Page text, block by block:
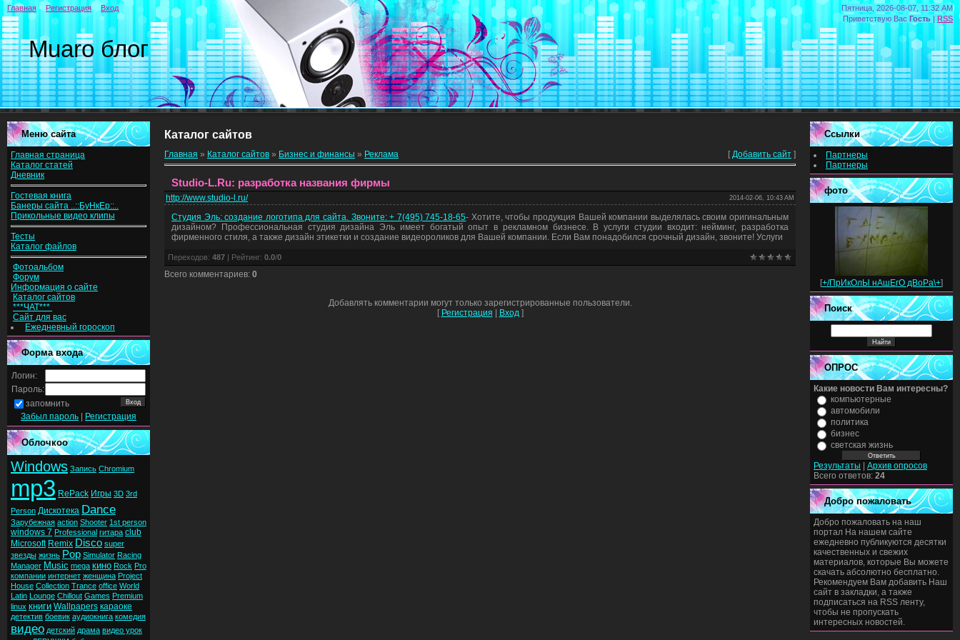
Пятница, 2026-08-07, 11:32 AM
Приветствую Вас Гость | RSS
Muaro блог
Главная Регистрация Вход
Меню сайта
Главная страница
Каталог статей
Дневник
Гостевая книга
Банеры сайта ..::БуНкЕр::..
Прикольные видео клипы
Тесты
Каталог файлов
Фотоальбом
Форум
Информация о сайте
Каталог сайтов
***ЧАТ***
Сайт для вас
Ежедневный гороскоп
Форма входа
Логин:
Пароль:
запомнить
Забыл пароль
Регистрация
Облочкоо
Windows Запись Chromium
mp3 RePack Игры 3D 3rd
Person Дискотека Dance
Зарубежная action Shooter 1st person
windows 7 Professional гитара club
Microsoft Remix Disco super
звезды жизнь Pop Simulator Racing
Manager Music mega кино Rock Pro
компании интернет женщина Project
House Collection Trance office World
Latin Lounge Chillout Games Premium
linux книги Wallpapers караоке
детектив боевик аудиокнига комедия
видео детский драма видео урок
Каталог сайтов
Главная » Каталог сайтов » Бизнес и финансы » Реклама [ Добавить сайт ]
Studio-L.Ru: разработка названия фирмы
http://www.studio-l.ru/ 2014-02-06, 10:43 AM
Студия Эль: создание логотипа для сайта. Звоните: + 7(495) 745-18-65- Хотите, чтобы продукция Вашей компании выделялась своим оригинальным
дизайном? Профессиональная студия дизайна Эль имеет богатый опыт в рекламном бизнесе. В услуги студии входит: нейминг, разработка
фирменного стиля, а также дизайн этикетки и создание видеороликов для Вашей компании. Если Вам понадобился срочный дизайн, звоните! Услуги
Переходов: 487 | Рейтинг: 0.0/0
Всего комментариев: 0
Добавлять комментарии могут только зарегистрированные пользователи.
[ Регистрация | Вход ]
Ссылки
Партнеры
Партнеры
фото
[+/ПрИкОлЫ нАшЕгО дВоРа\+]
Поиск
ОПРОС
Какие новости Вам интересны?
компьютерные
автомобили
политика
бизнес
светская жизнь
Результаты
Архив опросов
Всего ответов: 24
Добро пожаловать
Добро пожаловать на наш
портал На нашем сайте
ежедневно публикуются десятки
качественных и свежих
материалов, которые Вы можете
скачать абсолютно бесплатно.
Рекомендуем Вам добавить Наш
сайт в закладки, а также
подписаться на RSS ленту,
чтобы не пропускать
интересных новостей.